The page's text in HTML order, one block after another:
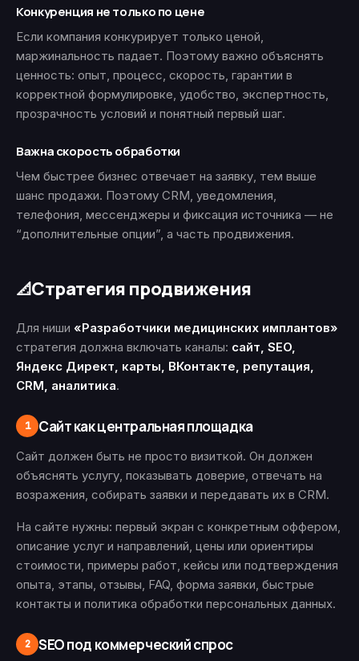
Конкуренция не только по цене
Если компания конкурирует только ценой,
маржинальность падает. Поэтому важно объяснять
ценность: опыт, процесс, скорость, гарантии в
корректной формулировке, удобство, экспертность,
прозрачность условий и понятный первый шаг.
Важна скорость обработки
Чем быстрее бизнес отвечает на заявку, тем выше
шанс продажи. Поэтому CRM, уведомления,
телефония, мессенджеры и фиксация источника — не
“дополнительные опции”, а часть продвижения.
📐Стратегия продвижения
Для ниши «Разработчики медицинских имплантов»
стратегия должна включать каналы: сайт, SEO,
Яндекс Директ, карты, ВКонтакте, репутация,
CRM, аналитика.
1 Сайт как центральная площадка
Сайт должен быть не просто визиткой. Он должен
объяснять услугу, показывать доверие, отвечать на
возражения, собирать заявки и передавать их в CRM.
На сайте нужны: первый экран с конкретным оффером,
описание услуг и направлений, цены или ориентиры
стоимости, примеры работ, кейсы или подтверждения
опыта, этапы, отзывы, FAQ, форма заявки, быстрые
контакты и политика обработки персональных данных.
2 SEO под коммерческий спрос